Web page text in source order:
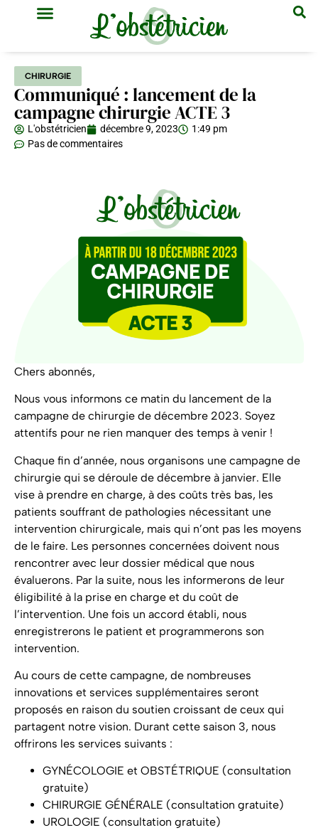
CHIRURGIE
Communiqué : lancement de la
campagne chirurgie ACTE 3
L'obstétricien décembre 9, 2023
1:49 pm
Pas de commentaires
Chers abonnés,
Nous vous informons ce matin du lancement de la
campagne de chirurgie de décembre 2023. Soyez
attentifs pour ne rien manquer des temps à venir !
Chaque fin d’année, nous organisons une campagne de
chirurgie qui se déroule de décembre à janvier. Elle
vise à prendre en charge, à des coûts très bas, les
patients souffrant de pathologies nécessitant une
intervention chirurgicale, mais qui n’ont pas les moyens
de le faire. Les personnes concernées doivent nous
rencontrer avec leur dossier médical que nous
évaluerons. Par la suite, nous les informerons de leur
éligibilité à la prise en charge et du coût de
l’intervention. Une fois un accord établi, nous
enregistrerons le patient et programmerons son
intervention.
Au cours de cette campagne, de nombreuses
innovations et services supplémentaires seront
proposés en raison du soutien croissant de ceux qui
partagent notre vision. Durant cette saison 3, nous
offrirons les services suivants :
GYNÉCOLOGIE et OBSTÉTRIQUE (consultation
gratuite)
CHIRURGIE GÉNÉRALE (consultation gratuite)
UROLOGIE (consultation gratuite)